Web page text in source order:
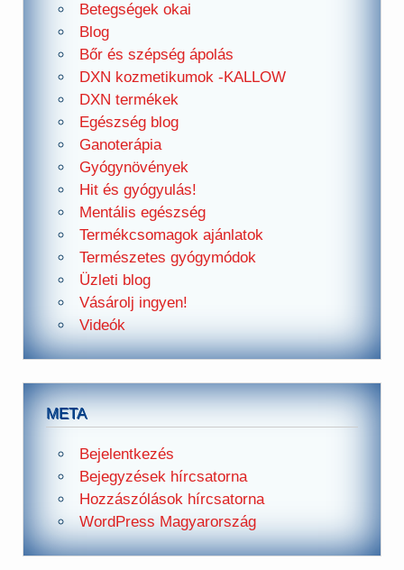
Betegségek okai
Blog
Bőr és szépség ápolás
DXN kozmetikumok -KALLOW
DXN termékek
Egészség blog
Ganoterápia
Gyógynövények
Hit és gyógyulás!
Mentális egészség
Termékcsomagok ajánlatok
Természetes gyógymódok
Üzleti blog
Vásárolj ingyen!
Videók
META
Bejelentkezés
Bejegyzések hírcsatorna
Hozzászólások hírcsatorna
WordPress Magyarország